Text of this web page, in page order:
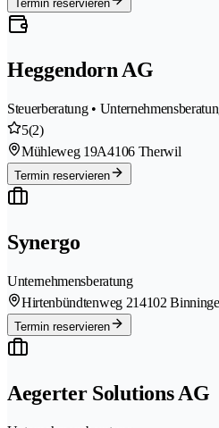
Termin reservieren
Heggendorn AG
Steuerberatung •
5(2)
Mühleweg 19A4106 Therwil
Termin reservieren
Synergo
Unternehmensberatung
Hirtenbündtenweg 214102
Termin reservieren
Aegerter Solutions AG